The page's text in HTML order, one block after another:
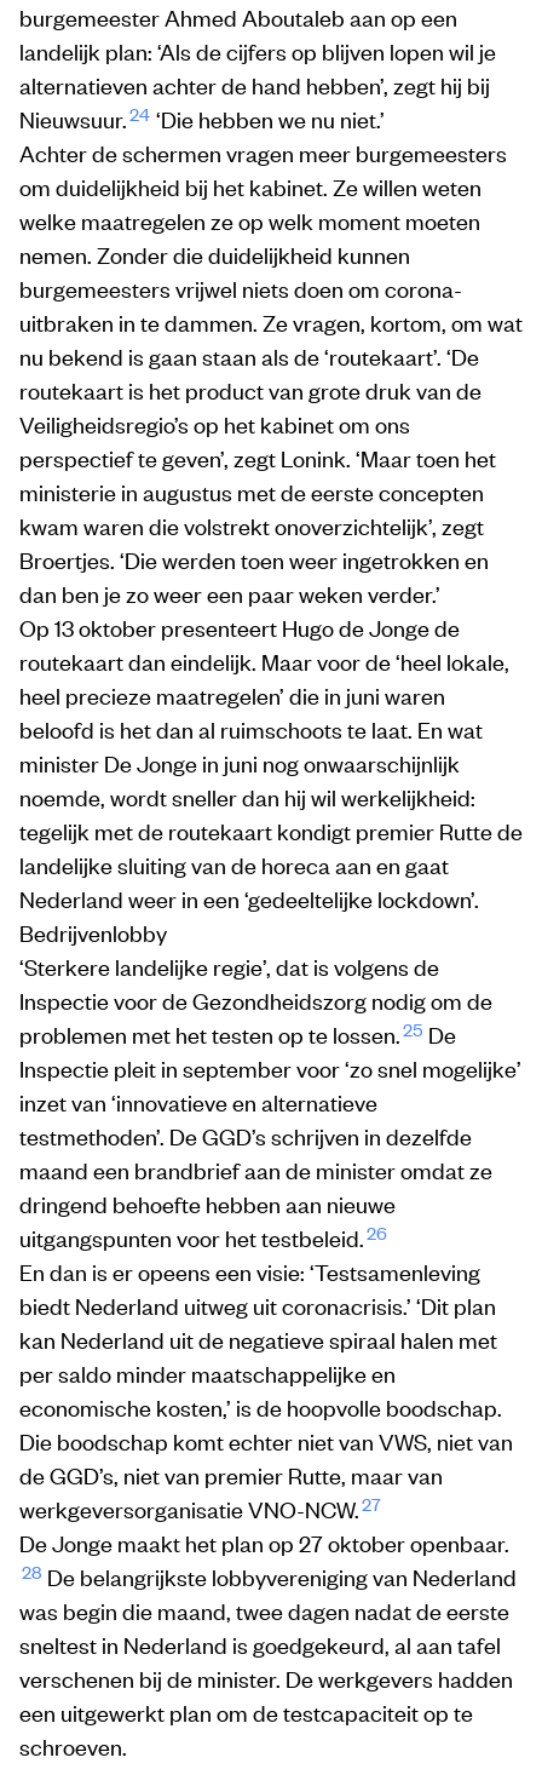
burgemeester Ahmed Aboutaleb aan op een
landelijk plan: ‘Als de cijfers op blijven lopen wil je
alternatieven achter de hand hebben’, zegt hij bij
Nieuwsuur.24 ‘Die hebben we nu niet.’
Achter de schermen vragen meer burgemeesters
om duidelijkheid bij het kabinet. Ze willen weten
welke maatregelen ze op welk moment moeten
nemen. Zonder die duidelijkheid kunnen
burgemeesters vrijwel niets doen om corona-
uitbraken in te dammen. Ze vragen, kortom, om wat
nu bekend is gaan staan als de ‘routekaart’. ‘De
routekaart is het product van grote druk van de
Veiligheidsregio’s op het kabinet om ons
perspectief te geven’, zegt Lonink. ‘Maar toen het
ministerie in augustus met de eerste concepten
kwam waren die volstrekt onoverzichtelijk’, zegt
Broertjes. ‘Die werden toen weer ingetrokken en
dan ben je zo weer een paar weken verder.’
Op 13 oktober presenteert Hugo de Jonge de
routekaart dan eindelijk. Maar voor de ‘heel lokale,
heel precieze maatregelen’ die in juni waren
beloofd is het dan al ruimschoots te laat. En wat
minister De Jonge in juni nog onwaarschijnlijk
noemde, wordt sneller dan hij wil werkelijkheid:
tegelijk met de routekaart kondigt premier Rutte de
landelijke sluiting van de horeca aan en gaat
Nederland weer in een ‘gedeeltelijke lockdown’.
Bedrijvenlobby
‘Sterkere landelijke regie’, dat is volgens de
Inspectie voor de Gezondheidszorg nodig om de
problemen met het testen op te lossen.25 De
Inspectie pleit in september voor ‘zo snel mogelijke’
inzet van ‘innovatieve en alternatieve
testmethoden’. De GGD’s schrijven in dezelfde
maand een brandbrief aan de minister omdat ze
dringend behoefte hebben aan nieuwe
uitgangspunten voor het testbeleid.26
En dan is er opeens een visie: ‘Testsamenleving
biedt Nederland uitweg uit coronacrisis.’ ‘Dit plan
kan Nederland uit de negatieve spiraal halen met
per saldo minder maatschappelijke en
economische kosten,’ is de hoopvolle boodschap.
Die boodschap komt echter niet van VWS, niet van
de GGD’s, niet van premier Rutte, maar van
werkgeversorganisatie VNO-NCW.27
De Jonge maakt het plan op 27 oktober openbaar.
28 De belangrijkste lobbyvereniging van Nederland
was begin die maand, twee dagen nadat de eerste
sneltest in Nederland is goedgekeurd, al aan tafel
verschenen bij de minister. De werkgevers hadden
een uitgewerkt plan om de testcapaciteit op te
schroeven.